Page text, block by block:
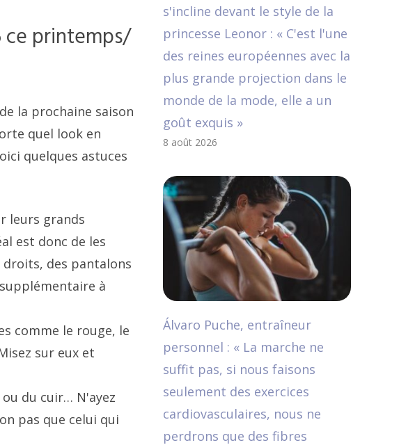
ce printemps/
la prochaine saison
quel look en
quelques astuces
leurs grands
est donc de les
des pantalons
à
comme le rouge, le
sur eux et
du cuir… N'ayez
pas que celui qui
s'incline devant le style de la
princesse Leonor : « C'est l'une
des reines européennes avec la
plus grande projection dans le
monde de la mode, elle a un
goût exquis »
8 août 2026
Álvaro Puche, entraîneur
personnel : « La marche ne
suffit pas, si nous faisons
seulement des exercices
cardiovasculaires, nous ne
perdrons que des fibres